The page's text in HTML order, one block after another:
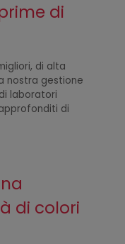
di
di alta
nostra gestione
laboratori
di
di colori